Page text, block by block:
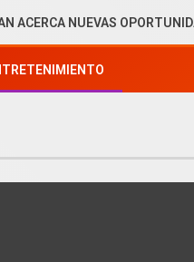
OPORTUNIDADES